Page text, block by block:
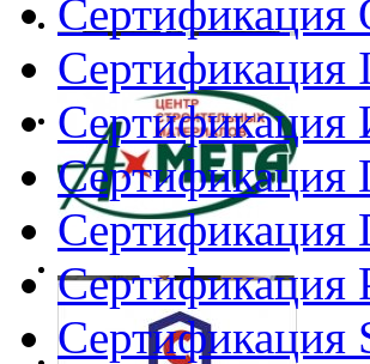
Сертификация
Сертификация
Сертификация
Сертификация
Сертификация
Сертификация